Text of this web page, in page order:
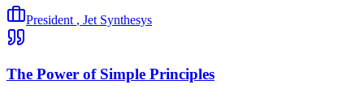
President , Jet Synthesys
The Power of Simple Principles